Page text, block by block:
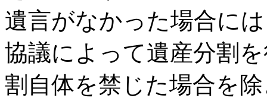
遺言がなかった場合に
協議によって遺産分割
割自体を禁じた場合を